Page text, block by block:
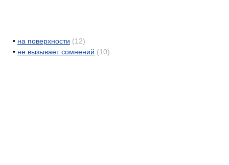
• на поверхности (12)
• не вызывает сомнений (10)